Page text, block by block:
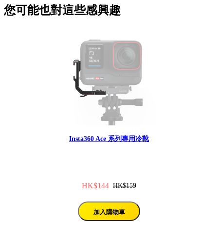
您可能也對這些感興趣
Insta360 Ace 系列專用冷靴
HK$144 HK$159
加入購物車